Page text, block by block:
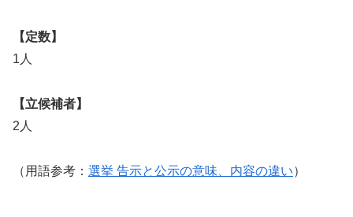
【定数】
1人
【立候補者】
2人
（用語参考： 選挙 告示と公示の意味、内容の違い）